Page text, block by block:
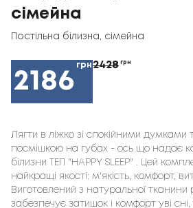
сімейна
Постільна білизна сімейна
2186
грн2428 грн
Лягти в ліжко зі спокійними думками
посмішкою на губах - ось що надає
білизни ТЕП "HAPPY SLEEP" . Цей
найкращі якості: м'якість, комфорт,
Виготовлений з натуральної тканини
забезпечує затишок і комфорт уві